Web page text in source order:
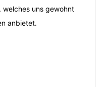
welches uns gewohnt
anbietet.